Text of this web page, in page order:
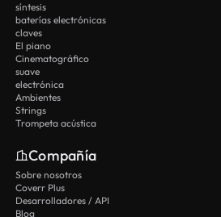
síntesis
baterías electrónicas
claves
El piano
Cinematográfico
suave
electrónica
Ambientes
Strings
Trompeta acústica
Compañía
Sobre nosotros
Coverr Plus
Desarrolladores / API
Blog